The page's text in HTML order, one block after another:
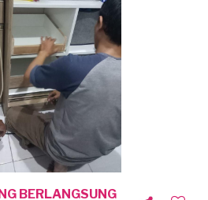
BERLANGSUNG